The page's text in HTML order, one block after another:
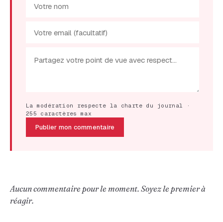
La modération respecte la charte du journal ·
255 caractères max
Publier mon commentaire
Aucun commentaire pour le moment. Soyez le premier à
réagir.